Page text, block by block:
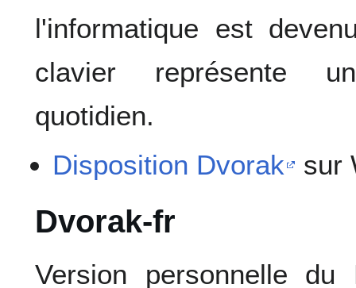
l'informatique est
clavier représente
quotidien.
Disposition Dvorak
sur
Dvorak-fr
Version personnelle